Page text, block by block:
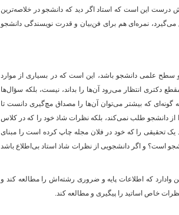
این است که استاد اگر دید که دانشجو در خلاصه‌ترین
نمره‌ای هم برای فن‌بیان و قدرت نویسندگی دانشجو
سطح علمی دانشجو باشد، این است که در بسیاری از موارد
دکتری انتظار می‌رود آن‌ها را بداند، نیست، بلکه سؤال‌ها
که بیشتر می‌توان آن‌ها را مصداق مچ‌گیری دانست تا
دانشجو طلب نمی‌کند، بلکه نظرات شاذ خود را که در کلاس
تحقیقی را که خود در فلان مجله چاپ کرده است را مبنای
است؟ و اگر دانشجویی از نظرات شاذ استاد بی‌اطلاع باشد
وادارد که اطلاعات پایه و ضروری رشته‌اش را مطالعه کند و
خاص اساتید را پیگیری و مطالعه کند.